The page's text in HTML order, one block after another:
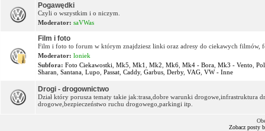
Pogawędki
Czyli o wszystkim i o niczym.
Moderator: saVWas
Film i foto
Film i foto to forum w którym znajdziesz linki oraz adresy do ciekawych filmów,
Moderator: loniek
Subfora: Foto Ciekawostki Mk5 Mk1 Mk2 Mk6 Mk4 - Bora Mk3 - Vento
Sharan Santana Lupo Passat Caddy, Garbus Derby, VAG VW - Inne
Drogi - drogownictwo
Dział który porusza tematy takie jak:trasa,dobre warunki drogowe,infrastruktura
drogowe,bezpieczeństwo ruchu drogowego,parkingi itp.
Zobacz posty